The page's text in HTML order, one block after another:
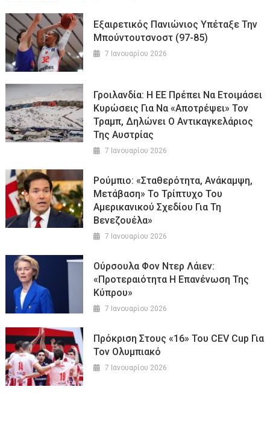
Εξαιρετικός Πανιώνιος Υπέταξε Την
Μπούντουτσνοστ (97-85)
7 Ιανουαρίου 2026
Γροιλανδία: Η ΕΕ Πρέπει Να Ετοιμάσει
Κυρώσεις Για Να «αποτρέψει» Τον
Τραμπ, Δηλώνει Ο Αντικαγκελάριος
Της Αυστρίας
7 Ιανουαρίου 2026
Ρούμπιο: «Σταθερότητα, Ανάκαμψη,
Μετάβαση» Το Τρίπτυχο Του
Αμερικανικού Σχεδίου Για Τη
Βενεζουέλα»
7 Ιανουαρίου 2026
Ούρσουλα Φον Ντερ Λάιεν:
«Προτεραιότητα Η Επανένωση Της
Κύπρου»
7 Ιανουαρίου 2026
Πρόκριση Στους «16» Του CEV Cup Για
Τον Ολυμπιακό
7 Ιανουαρίου 2026